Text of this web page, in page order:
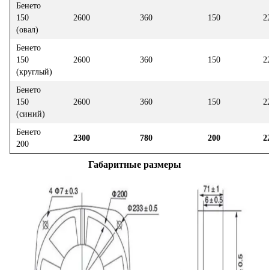
Бенето
150
(овал)
2600 360 150
Бенето
150
(круглый)
2600 360 150
Бенето
150
(синий)
2600 360 150
Бенето
200
2300 780 200
Габаритные размеры